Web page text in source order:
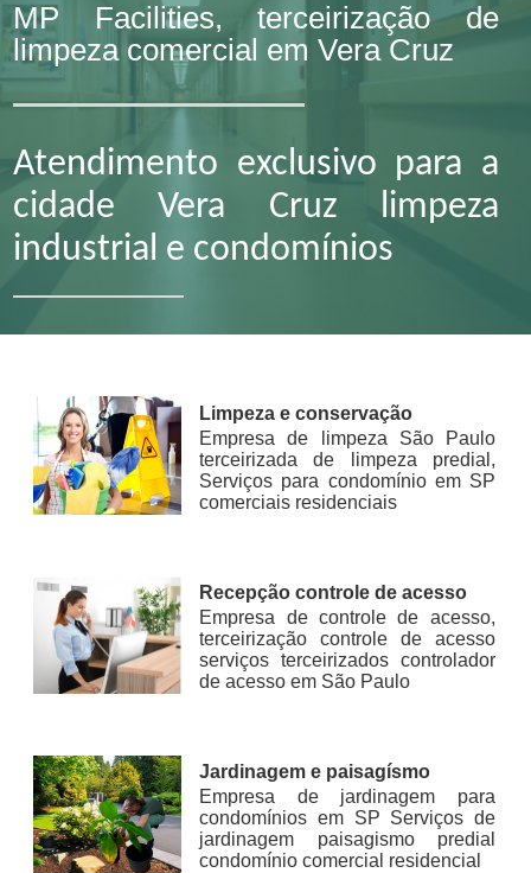
MP Facilities, terceirização de
limpeza comercial em Vera Cruz
Atendimento exclusivo para a
cidade Vera Cruz limpeza
industrial e condomínios
Limpeza e conservação
Empresa de limpeza São Paulo
terceirizada de limpeza predial,
Serviços para condomínio em SP
comerciais residenciais
Recepção controle de acesso
Empresa de controle de acesso,
terceirização controle de acesso
serviços terceirizados controlador
de acesso em São Paulo
Jardinagem e paisagísmo
Empresa de jardinagem para
condomínios em SP Serviços de
jardinagem paisagismo predial
condomínio comercial residencial